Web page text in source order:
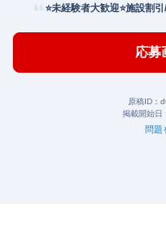
⭐未経験者大歓迎⭐施設割
応募
原稿ID：
掲載開始日
問題